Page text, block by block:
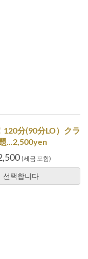
分(90分LO）クラ
...2,500yen
(세금 포함)
선택합니다